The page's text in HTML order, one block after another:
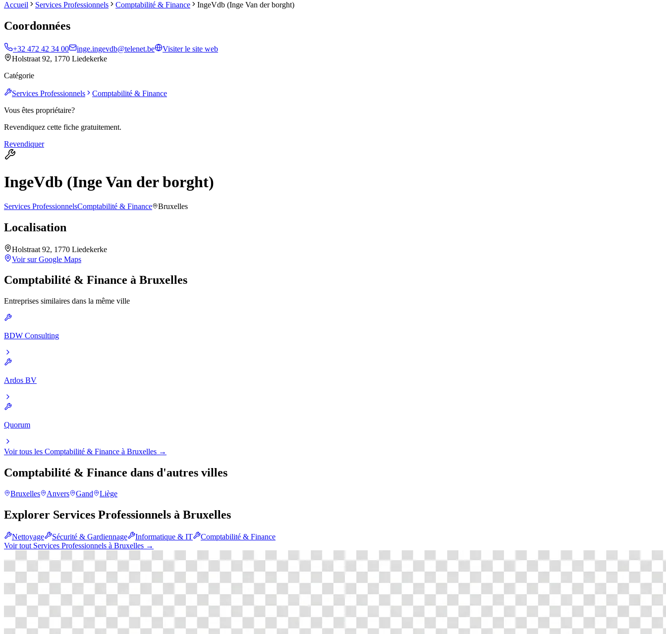
Accueil
Services Professionnels Comptabilité & Finance IngeVdb (Inge Van der borght)
Coordonnées
+32 472 42 34 00 inge.ingevdb@telenet.be
Visiter le site web
Holstraat 92, 1770 Liedekerke
Catégorie
Services Professionnels
Comptabilité & Finance
Vous êtes propriétaire?
Revendiquez cette fiche gratuitement.
Revendiquer
IngeVdb (Inge Van der borght)
Services ProfessionnelsComptabilité & Finance Bruxelles
Localisation
Holstraat 92, 1770 Liedekerke
Voir sur Google Maps
Comptabilité & Finance à Bruxelles
Entreprises similaires dans la même ville
BDW Consulting
Ardos BV
Quorum
Voir tous les Comptabilité & Finance à Bruxelles →
Comptabilité & Finance dans d'autres villes
Bruxelles Anvers Gand Liège
Explorer Services Professionnels à Bruxelles
Nettoyage Sécurité & Gardiennage Informatique & IT
Comptabilité & Finance
Voir tout Services Professionnels à Bruxelles →